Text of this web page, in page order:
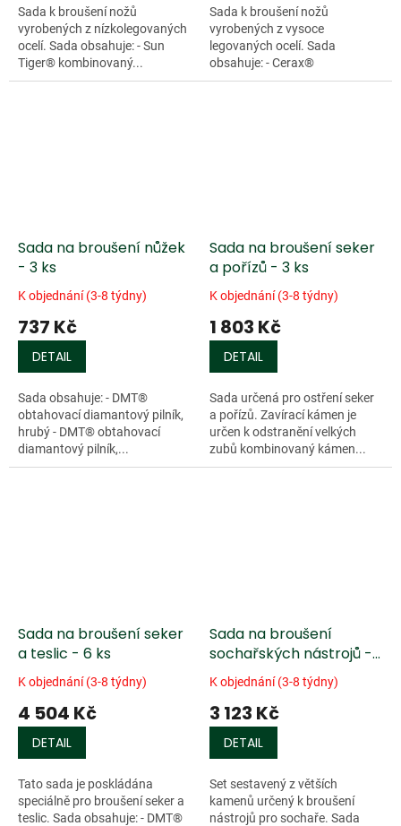
Sada k broušení nožů
vyrobených z nízkolegovaných
ocelí. Sada obsahuje: - Sun
Tiger® kombinovaný...
Sada k broušení nožů
vyrobených z vysoce
legovaných ocelí. Sada
obsahuje: - Cerax®
kombinovaný kámen,...
Sada na broušení nůžek
- 3 ks
K objednání (3-8 týdny)
737 Kč
DETAIL
Sada obsahuje: - DMT®
obtahovací diamantový pilník,
hrubý - DMT® obtahovací
diamantový pilník,...
Sada na broušení seker
a pořízů - 3 ks
K objednání (3-8 týdny)
1 803 Kč
DETAIL
Sada určená pro ostření seker
a pořízů. Zavírací kámen je
určen k odstranění velkých
zubů kombinovaný kámen...
Sada na broušení seker
a teslic - 6 ks
K objednání (3-8 týdny)
4 504 Kč
DETAIL
Tato sada je poskládána
speciálně pro broušení seker a
teslic. Sada obsahuje: - DMT®
Sada na broušení
sochařských nástrojů -
5 ks
K objednání (3-8 týdny)
3 123 Kč
DETAIL
Set sestavený z větších
kamenů určený k broušení
nástrojů pro sochaře. Sada